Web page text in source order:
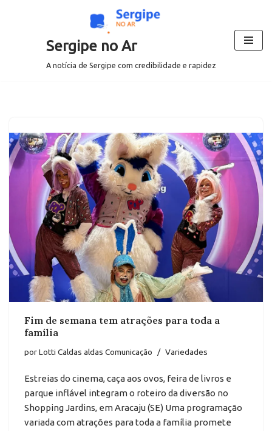
Sergipe no Ar
A notícia de Sergipe com credibilidade e rapidez
Fim de semana tem atrações para toda a
família
porLotti Caldas aldas Comunicação Variedades
Estreias do cinema, caça aos ovos, feira de livros e
parque inflável integram o roteiro da diversão no
Shopping Jardins, em Aracaju (SE) Uma programação
variada com atrações para toda a família promete